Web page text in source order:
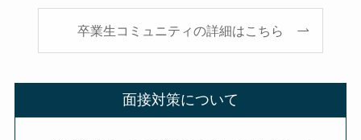
卒業生コミュニティの詳細はこちら
面接対策について